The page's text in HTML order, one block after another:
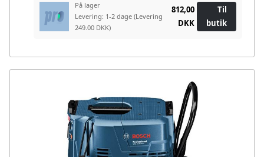
På lager
Levering: 1-2 dage (Levering
249.00 DKK)
812,00
DKK
Til
butik